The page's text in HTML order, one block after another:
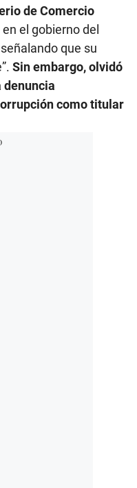
de Comercio
el gobierno del
que su
Sin embargo, olvidó
denuncia
como titular